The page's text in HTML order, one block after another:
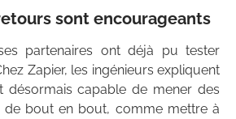
sont encourageants
partenaires ont déjà pu tester
Zapier, les ingénieurs expliquent
désormais capable de mener des
de bout en bout, comme mettre à